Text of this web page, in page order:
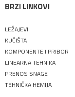
BRZI LINKOVI
LEŽAJEVI
KUĆIŠTA
KOMPONENTE I PRIBOR
LINEARNA TEHNIKA
PRENOS SNAGE
TEHNIČKA HEMIJA